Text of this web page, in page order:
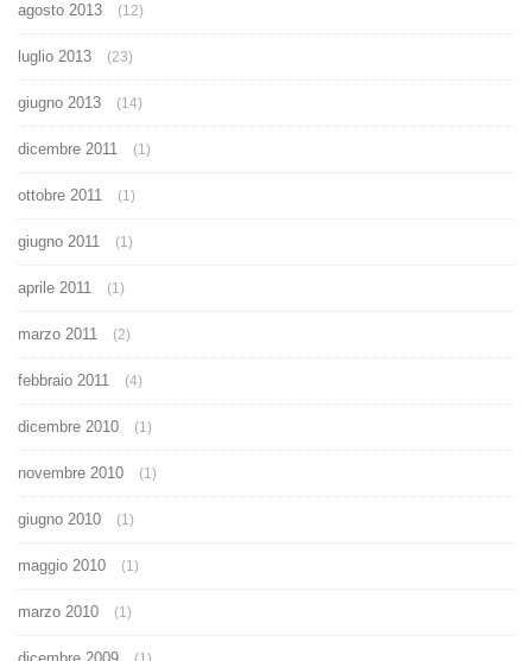
agosto 2013 (12)
luglio 2013 (23)
giugno 2013 (14)
dicembre 2011 (1)
ottobre 2011 (1)
giugno 2011 (1)
aprile 2011 (1)
marzo 2011 (2)
febbraio 2011 (4)
dicembre 2010 (1)
novembre 2010 (1)
giugno 2010 (1)
maggio 2010 (1)
marzo 2010 (1)